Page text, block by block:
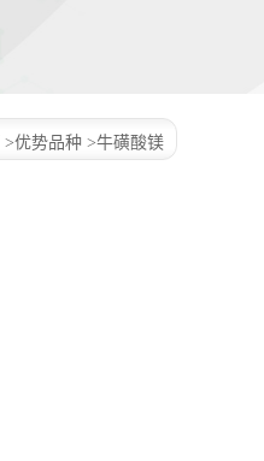
>优势品种 >牛磺酸镁